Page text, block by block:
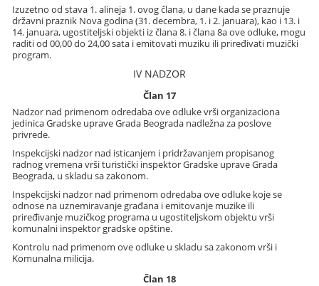
Izuzetno od stava 1. alineja 1. ovog člana, u dane kada se praznuje
državni praznik Nova godina (31. decembra, 1. i 2. januara), kao i 13. i
14. januara, ugostiteljski objekti iz člana 8. i člana 8a ove odluke, mogu
raditi od 00,00 do 24,00 sata i emitovati muziku ili priređivati muzički
program.
IV NADZOR
Član 17
Nadzor nad primenom odredaba ove odluke vrši organizaciona
jedinica Gradske uprave Grada Beograda nadležna za poslove
privrede.
Inspekcijski nadzor nad isticanjem i pridržavanjem propisanog
radnog vremena vrši turistički inspektor Gradske uprave Grada
Beograda, u skladu sa zakonom.
Inspekcijski nadzor nad primenom odredaba ove odluke koje se
odnose na uznemiravanje građana i emitovanje muzike ili
priređivanje muzičkog programa u ugostiteljskom objektu vrši
komunalni inspektor gradske opštine.
Kontrolu nad primenom ove odluke u skladu sa zakonom vrši i
Komunalna milicija.
Član 18